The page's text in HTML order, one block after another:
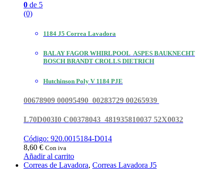
0 de 5
(0)
1184 J5 Correa Lavadora
BALAY FAGOR WHIRLPOOL ASPES BAUKNECHT
BOSCH BRANDT CROLLS DIETRICH
Hutchinson Poly V 1184 PJE
00678909 00095490 00283729 00265939
L70D003I0 C00378043 481935810037 52X0032
Código: 920.0015184-D014
8,60 € Con iva
Añadir al carrito
Correas de Lavadora, Correas Lavadora J5